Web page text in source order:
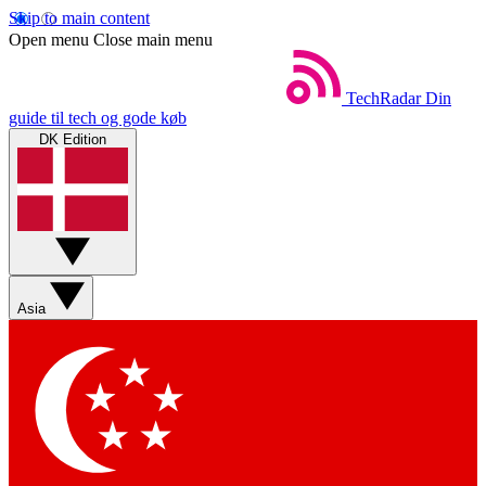
Skip to main content
Open menu Close main menu
TechRadar Din
guide til tech og gode køb
DK Edition
Asia